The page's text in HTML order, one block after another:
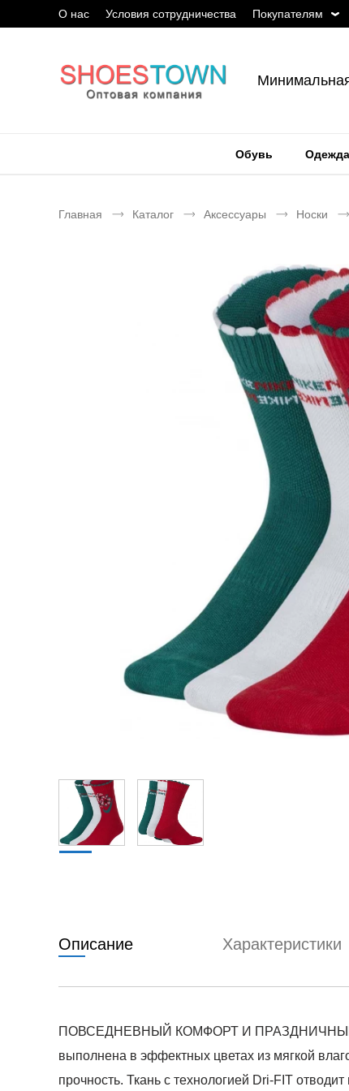
О нас Условия сотрудничества Покупателям
Обувь Одежда
Главная Каталог Аксессуары Носки
Описание Характеристики
ПОВСЕДНЕВНЫЙ КОМФОРТ И ПРАЗДНИЧНЫЙ
выполнена в эффектных цветах из мягкой
прочность. Ткань с технологией Dri-FIT